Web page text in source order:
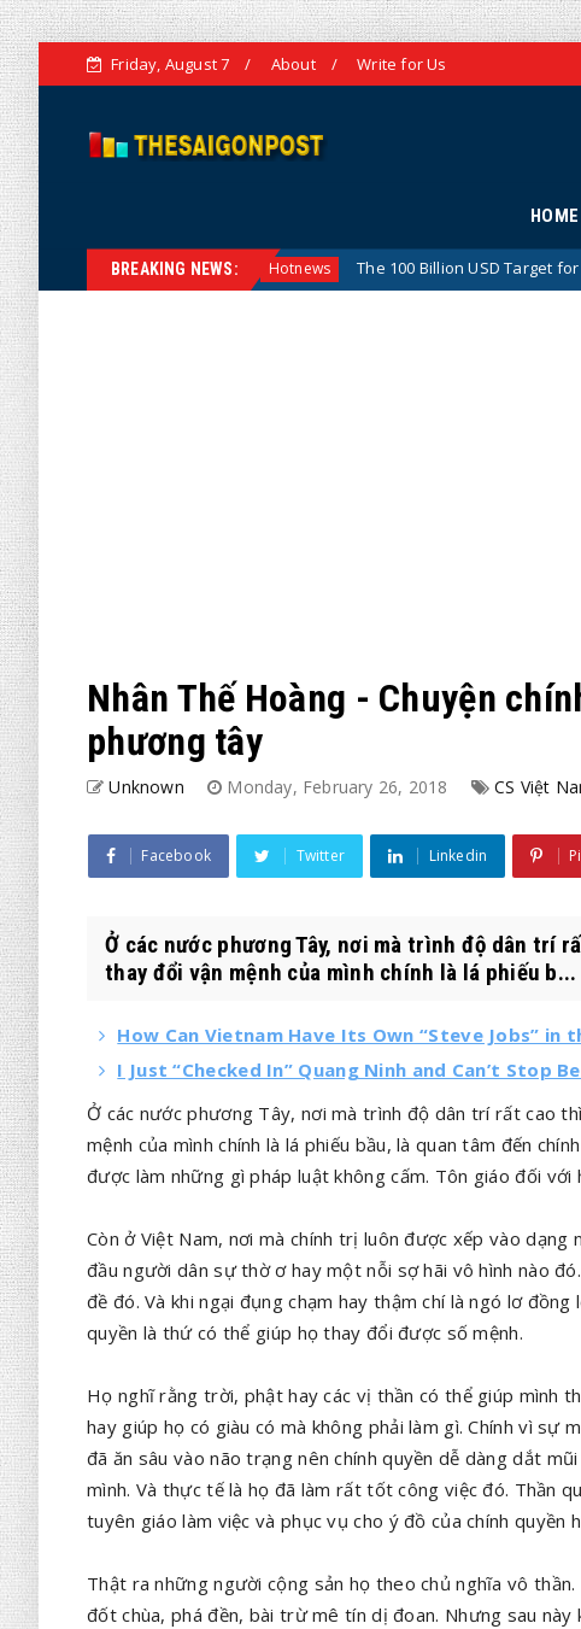
Friday, August 7 About Write for Us
HOME
BREAKING NEWS:
Vision Hotnews The 100 Billion USD Target for Agricultural,
Nhân Thế Hoàng - Chuyện
phương tây
Unknown Monday, February 26, 2018 CS Việt
Facebook Twitter Linkedin
Ở các nước phương Tây, nơi mà trình độ dân trí
thay đổi vận mệnh của mình chính là lá phiếu b...
How Can Vietnam Have Its Own “Steve Jobs”
I Just “Checked In” Quang Ninh and Can’t Stop
Ở các nước phương Tây, nơi mà trình độ dân trí rất cao
mệnh của mình chính là lá phiếu bầu, là quan tâm đến
được làm những gì pháp luật không cấm. Tôn giáo đối với
Còn ở Việt Nam, nơi mà chính trị luôn được xếp vào
đầu người dân sự thờ ơ hay một nỗi sợ hãi vô hình nào
đề đó. Và khi ngại đụng chạm hay thậm chí là ngó lơ
quyền là thứ có thể giúp họ thay đổi được số mệnh.
Họ nghĩ rằng trời, phật hay các vị thần có thể giúp mình
hay giúp họ có giàu có mà không phải làm gì. Chính vì sự
đã ăn sâu vào não trạng nên chính quyền dễ dàng dắt
mình. Và thực tế là họ đã làm rất tốt công việc đó. Thần
tuyên giáo làm việc và phục vụ cho ý đồ của chính quyền
Thật ra những người cộng sản họ theo chủ nghĩa vô
đốt chùa, phá đền, bài trừ mê tín dị đoan. Nhưng sau